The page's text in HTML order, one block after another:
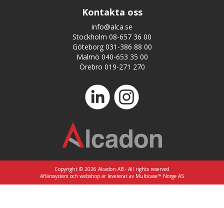
Kontakta oss
info@alca.se
Stockholm 08-657 36 00
Göteborg 031-386 88 00
Malmö 040-653 35 00
Örebro 019-271 270
Copyright © 2026 Alcadon AB - All rights reserved
Affärssystem och webshop är levererat av Multicase™ Norge AS